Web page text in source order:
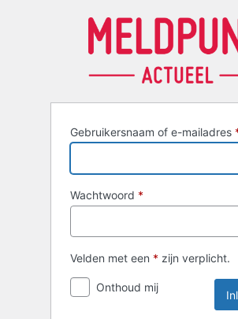
Gebruikersnaam of e-mailadres
Wachtwoord *
Velden met een * zijn verplicht.
Onthoud mij